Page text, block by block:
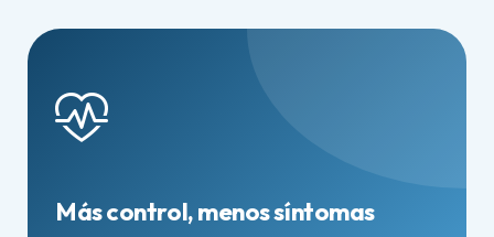
Más control, menos síntomas